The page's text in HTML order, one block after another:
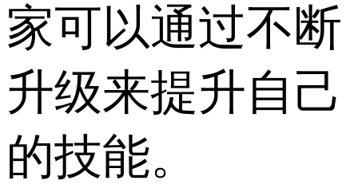
家可以通过不断
升级来提升自己
的技能。